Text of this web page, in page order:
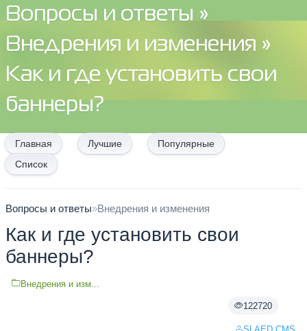
Вопросы и ответы »
Внедрения и изменения »
Как и где установить свои
баннеры?
Главная Лучшие
Популярные
Список
Вопросы и ответы»Внедрения и изменения
Как и где установить свои
баннеры?
122720
SLAED CMS
Внедрения и изм...